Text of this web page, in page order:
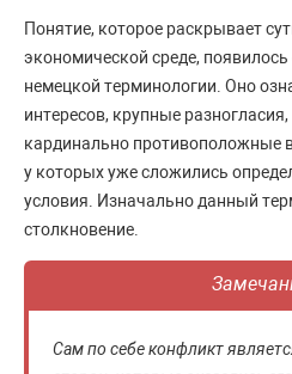
Понятие, которое раскрывает
экономической среде,
немецкой терминологии. Оно
интересов, крупные
кардинально противоположные
у которых уже сложились
условия. Изначально данный
столкновение.
Сам по себе конфликт